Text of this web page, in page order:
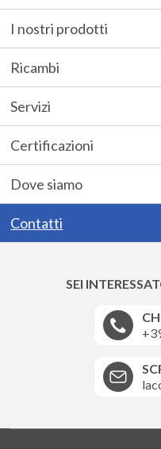
I nostri prodotti
Ricambi
Servizi
Certificazioni
Dove siamo
Contatti
SEI